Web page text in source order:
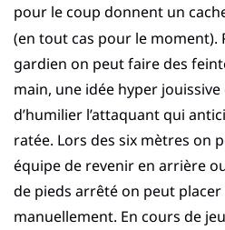
pour le coup donnent un
(en tout cas pour le moment).
gardien on peut faire des
main, une idée hyper
d’humilier l’attaquant qui
ratée. Lors des six mètres on
équipe de revenir en arrière
de pieds arrêté on peut
manuellement. En cours de